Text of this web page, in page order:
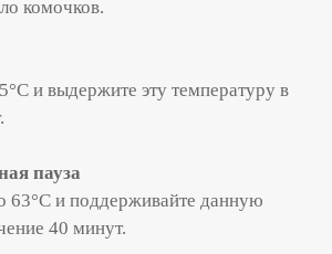
комочков.
и выдержите эту температуру в
пауза
63°С и поддерживайте данную
40 минут.